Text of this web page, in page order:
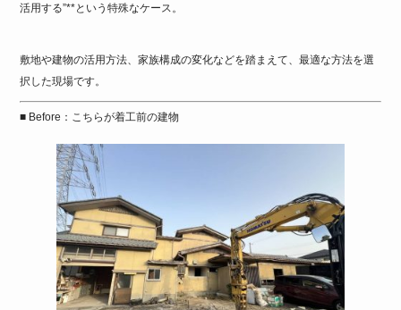
活用する”**という特殊なケース。
敷地や建物の活用方法、家族構成の変化などを踏まえて、最適な方法を選
択した現場です。
■ Before：こちらが着工前の建物